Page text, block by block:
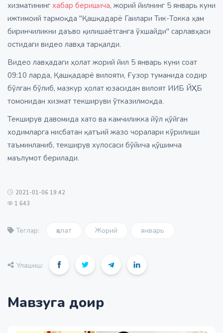
хизматининг хабар беришича, жорий йилнинг 5 январь куни
ижтимоий тармоқда "Қашқадарё Гаилари Тик-Токка ҳам
биринчиликни даъво қилишаётганга ўхшайди" сарлавҳаси
остидаги видео лавҳа тарқалди.
Видео лавҳадаги ҳолат жорий йил 5 январь куни соат
09:10 ларда, Қашқадарё вилояти, Ғузор туманида содир
бўлган бўлиб, мазкур ҳолат юзасидан вилоят ИИБ ЙҲХБ
томонидан хизмат текшируви ўтказилмоқда.
Текширув давомида хато ва камчиликка йўл қўйган
ходимларга нисбатан қатъий жазо чоралари кўрилиши
таъминланиб, текширув хулосаси бўйича қўшимча
маълумот берилади.
2021-01-06 19:42
1 643
Теглар: ҳолат Жорий январь
Улашиш:
Мавзуга доир